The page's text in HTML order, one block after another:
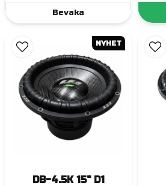
Bevaka
DB-4.5K 15" D1
NYHET